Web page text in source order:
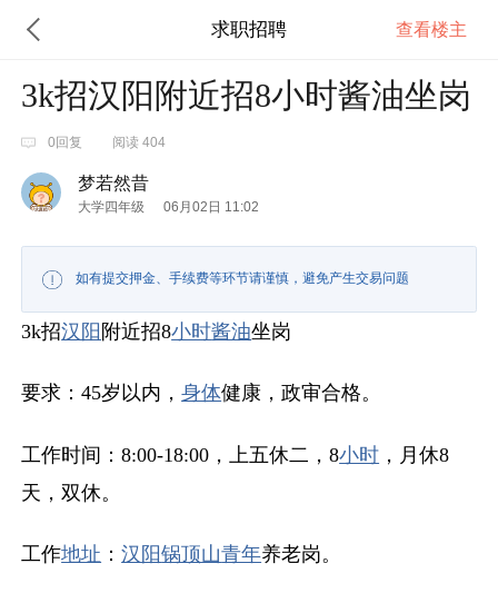
求职招聘 查看楼主
3k招汉阳附近招8小时酱油坐岗
0回复 阅读 404
梦若然昔
大学四年级 06月02日 11:02
如有提交押金、手续费等环节请谨慎，避免产生交易问题
3k招汉阳附近招8小时酱油坐岗
要求：45岁以内，身体健康，政审合格。
工作时间：8:00-18:00，上五休二，8小时 ，月休8
天，双休。
工作地址 ：汉阳锅顶山青年养老岗。